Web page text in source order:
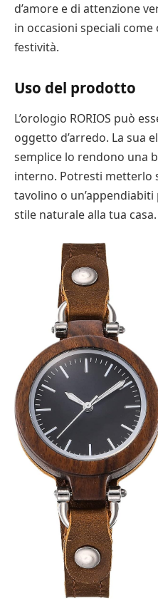
d’amore e di attenzione
in occasioni speciali
festività.
Uso del prodotto
L’orologio RORIOS può
oggetto d’arredo. La sua
semplice lo rendono una
interno. Potresti metterlo
tavolino o
stile naturale alla tua casa.